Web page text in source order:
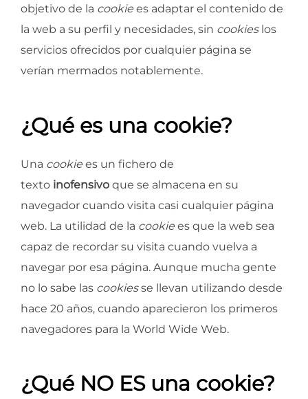
objetivo de la cookie es adaptar el contenido de
la web a su perfil y necesidades, sin cookieslos
servicios ofrecidos por cualquier página se
verían mermados notablemente.
¿Qué es una cookie?
Una cookie es un fichero de
texto inofensivo que se almacena en su
navegador cuando visita casi cualquier página
web. La utilidad de la cookie es que la web sea
capaz de recordar su visita cuando vuelva a
navegar por esa página. Aunque mucha gente
no lo sabe las cookiesse llevan utilizando desde
hace 20 años, cuando aparecieron los primeros
navegadores para la World Wide Web.
¿Qué NO ES una cookie?